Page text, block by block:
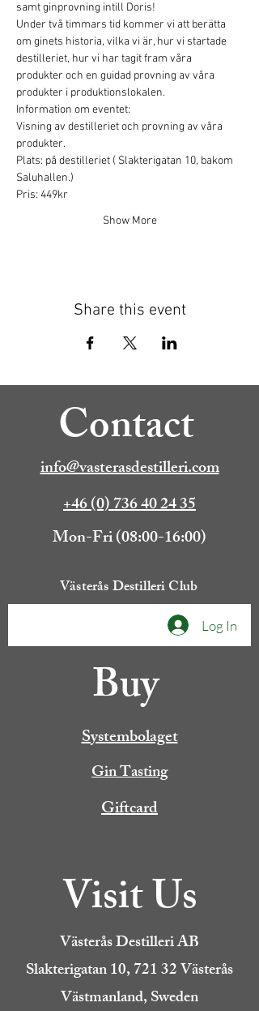
samt ginprovning intill Doris!
Under två timmars tid kommer vi att berätta
om ginets historia, vilka vi är, hur vi startade
destilleriet, hur vi har tagit fram våra
produkter och en guidad provning av våra
produkter i produktionslokalen.
Information om eventet:
Visning av destilleriet och provning av våra
produkter.
Plats: på destilleriet ( Slakterigatan 10, bakom
Saluhallen.)
Pris: 449kr
Show More
Share this event
Contact
info@vasterasdestilleri.com
+46 (0) 736 40 24 35
Mon-Fri (08:00-16:00)
Västerås Destilleri Club
Log In
Buy
Systembolaget
Gin Tasting
Giftcard
Visit Us
Västerås Destilleri AB
Slakterigatan 10, 721 32 Västerås
Västmanland, Sweden